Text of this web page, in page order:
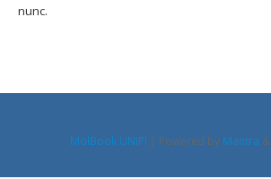
nunc.
MolBook UNIPI | Powered by Mantra &